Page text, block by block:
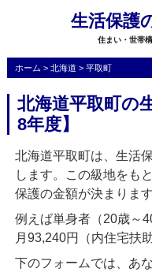
生活保護
住まい・世帯
ホーム > 北海道 > 平取町
北海道平取町の
8年度】
北海道平取町は、生活
します。この級地をも
保護の金額が決まります
例えば単身者（20歳～
月93,240円（内住宅扶
下のフォームでは、あ